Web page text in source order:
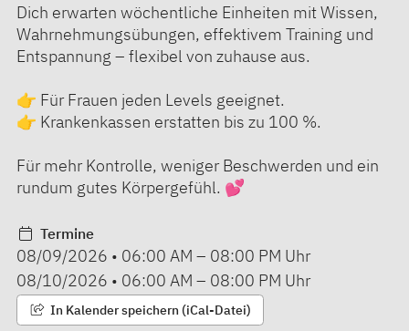
Dich erwarten wöchentliche Einheiten mit Wissen,
Wahrnehmungsübungen, effektivem Training und
Entspannung – flexibel von zuhause aus.
👉 Für Frauen jeden Levels geeignet.
👉 Krankenkassen erstatten bis zu 100 %.
Für mehr Kontrolle, weniger Beschwerden und ein
rundum gutes Körpergefühl. 💕
Termine
08/09/2026 • 06:00 AM – 08:00 PM Uhr
08/10/2026 • 06:00 AM – 08:00 PM Uhr
In Kalender speichern (iCal-Datei)